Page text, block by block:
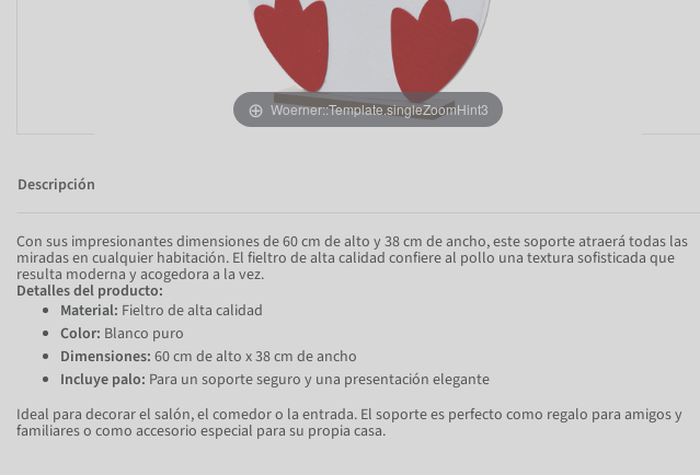
Woerner::Template.singleZoomHint3
Descripción
Con sus impresionantes dimensiones de 60 cm de alto y 38 cm de ancho, este soporte atraerá todas las
miradas en cualquier habitación. El fieltro de alta calidad confiere al pollo una textura sofisticada que
resulta moderna y acogedora a la vez.
Detalles del producto:
Material: Fieltro de alta calidad
Color: Blanco puro
Dimensiones: 60 cm de alto x 38 cm de ancho
Incluye palo: Para un soporte seguro y una presentación elegante
Ideal para decorar el salón, el comedor o la entrada. El soporte es perfecto como regalo para amigos y
familiares o como accesorio especial para su propia casa.